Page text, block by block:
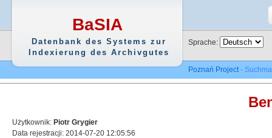
BaSIA
Datenbank des Systems zur
Indexierung des Archivgutes
Sprache:
Poznań Project-
Użytkownik: Piotr Grygier
Data rejestracji: 2014-07-20 12:05:56